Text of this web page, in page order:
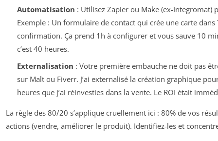
Automatisation : Utilisez Zapier ou Make (ex-Integromat)
Exemple : Un formulaire de contact qui crée une carte
confirmation. Ça prend 1h à configurer et vous sauve 10
c’est 40 heures.
Externalisation : Votre première embauche ne doit pas
sur Malt ou Fiverr. J’ai externalisé la création graphique
heures que j’ai réinvesties dans la vente. Le ROI était
La règle des 80/20 s’applique cruellement ici : 80% de vos
actions (vendre, améliorer le produit). Identifiez-les et